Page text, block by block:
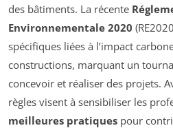
des bâtiments. La récente
Environnementale 2020
spécifiques liées à l’impact
constructions, marquant un
concevoir et réaliser des projets.
règles visent à sensibiliser les
meilleures pratiques pour